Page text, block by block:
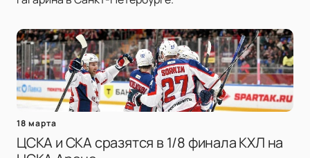
18 марта
ЦСКА и СКА сразятся в 1/8 финала КХЛ на